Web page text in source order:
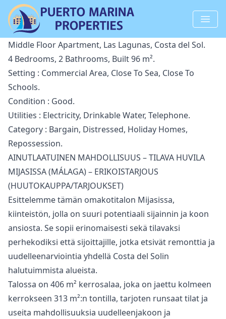
Middle Floor Apartment, Las Lagunas, Costa del Sol.
4 Bedrooms, 2 Bathrooms, Built 96 m².
Setting : Commercial Area, Close To Sea, Close To
Schools.
Condition : Good.
Utilities : Electricity, Drinkable Water, Telephone.
Category : Bargain, Distressed, Holiday Homes,
Repossession.
AINUTLAATUINEN MAHDOLLISUUS – TILAVA HUVILA
MIJASISSA (MÁLAGA) – ERIKOISTARJOUS
(HUUTOKAUPPA/TARJOUKSET)
Esittelemme tämän omakotitalon Mijasissa,
kiinteistön, jolla on suuri potentiaali sijainnin ja koon
ansiosta. Se sopii erinomaisesti sekä tilavaksi
perhekodiksi että sijoittajille, jotka etsivät remonttia ja
uudelleenarviointia yhdellä Costa del Solin
halutuimmista alueista.
Talossa on 406 m² kerrosalaa, joka on jaettu kolmeen
kerrokseen 313 m²:n tontilla, tarjoten runsaat tilat ja
useita mahdollisuuksia uudelleenjakoon ja